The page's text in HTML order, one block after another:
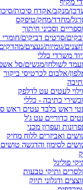
מקיף
מנקב/אקדח סיכות/
מחדד/מחק/טיפקס
וסכיני חיתוך
סרטים דביקים/חומרי
גומיות/נעצים/מהדקים
משרדי כללי
לשולחן/מגשים/סל
אלבום לכרטיסי ביקור
לעטים עט לדלפק
כתיבה - כללי
ראש בלבד עטים ראש
כדוריים עט ג'ל
ועפרון מכני
ואביזרים ללוח מחיק
לסימון והדגשה
פוליגל
ותיקי טבעות
ודגלוני תיוק